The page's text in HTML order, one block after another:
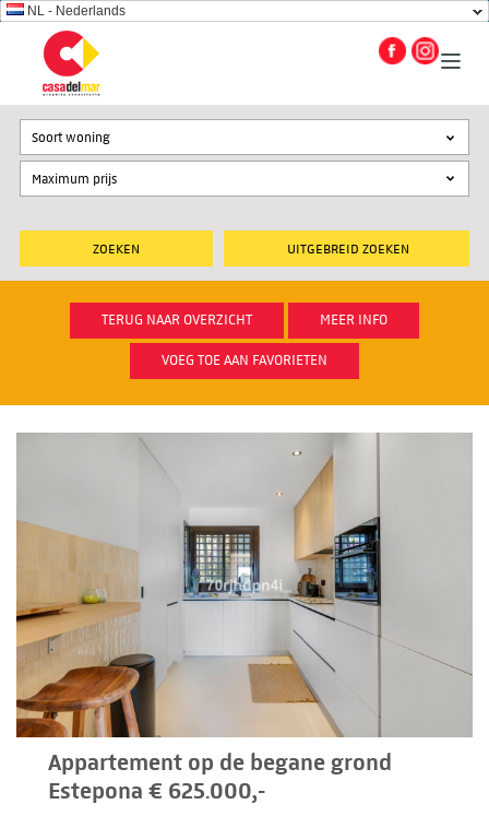
NL - Nederlands
UITGEBREID ZOEKEN
Soort woning
TERUG NAAR OVERZICHT MEER INFO
VOEG TOE AAN FAVORIETEN
Appartement op de begane grond
Estepona € 625.000,-